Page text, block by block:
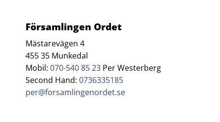
Församlingen Ordet
Mästarevägen 4
455 35 Munkedal
Mobil:070-540 85 23 Per Westerberg
Second Hand:0736335185
per@forsamlingenordet.se